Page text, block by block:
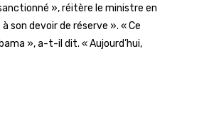
», réitère le ministre en
son devoir de réserve ». « Ce
», a-t-il dit. « Aujourd’hui,